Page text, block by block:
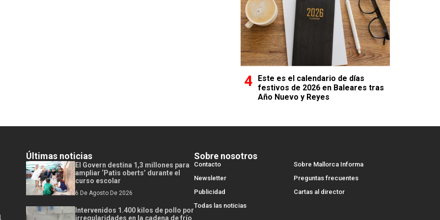
Este es el calendario de días
festivos de 2026 en Baleares tras
Año Nuevo y Reyes
Últimas noticias
El Govern destina 1,3 millones para
ampliar ‘Patis oberts’ durante el
curso escolar
6 De Agosto De 2026
Intervenidos 1.400 kilos de pollo por
irregularidades en la cadena de frío
Sobre nosotros
Contacto
Sobre Mallorca Informa
Newsletter
Preguntas frecuentes
Publicidad
Cartas al director
Todas las noticias